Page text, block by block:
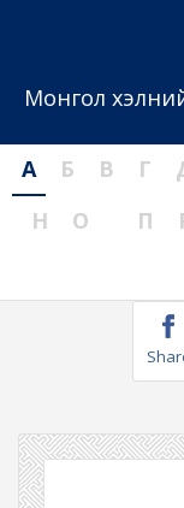
Монгол
А Б В Г
Н
О П